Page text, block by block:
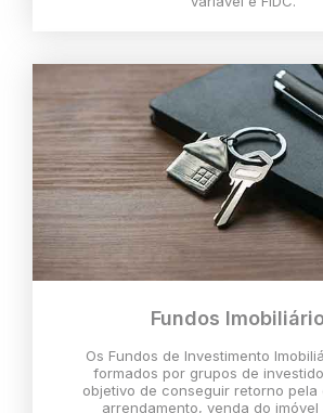
Fundos
Os Fundos de Investimento
formados por grupos de
objetivo de conseguir retorno pela
arrendamento, venda do imóvel